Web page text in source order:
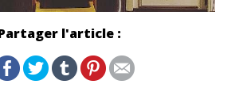
l'article :